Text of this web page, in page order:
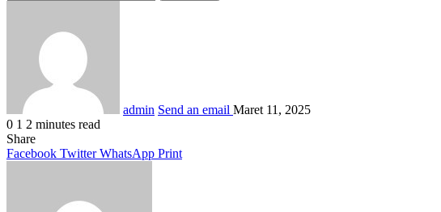
admin Send an email Maret 11, 2025
0 1 2 minutes read
Share
Facebook Twitter WhatsApp Print